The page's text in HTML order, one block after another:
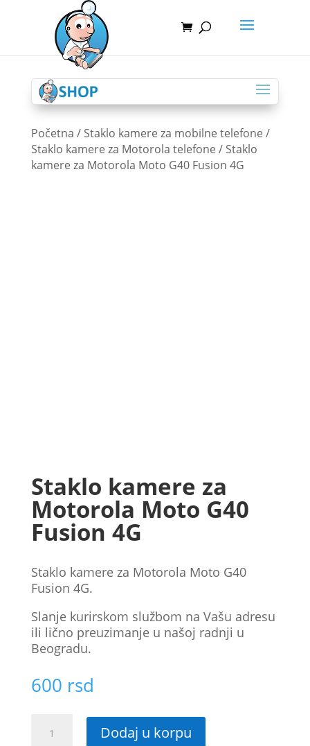
Početna / Staklo kamere za mobilne telefone /
Staklo kamere za Motorola telefone / Staklo
kamere za Motorola Moto G40 Fusion 4G
Staklo kamere za
Motorola Moto G40
Fusion 4G
Staklo kamere za Motorola Moto G40
Fusion 4G.
Slanje kurirskom službom na Vašu adresu
ili lično preuzimanje u našoj radnji u
Beogradu.
600 rsd
kamere
Dodaj u korpu